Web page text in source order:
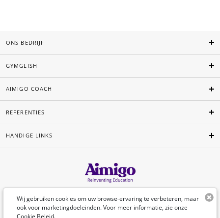
Wij gebruiken cookies om uw browse-ervaring te verbeteren, maar
ook voor marketingdoeleinden. Voor meer informatie, zie onze
Cookie Beleid.
ONS BEDRIJF
GYMGLISH
AIMIGO COACH
REFERENTIES
HANDIGE LINKS
Nederlands